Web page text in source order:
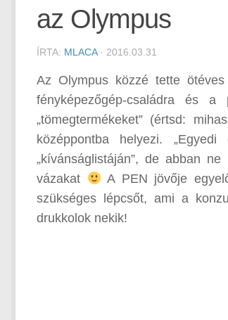
az Olympus
ÍRTA: MLACA· 2016.03.31
Az Olympus közzé tette
fényképezőgép-családra és
„tömegtermékeket” (értsd:
középpontba helyezi.
„kívánságlistáján”, de abban
vázakat
A PEN jövője
szükséges lépcsőt, ami a
drukkolok nekik!